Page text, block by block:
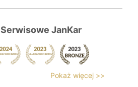
JanKar
Pokaż więcej >>